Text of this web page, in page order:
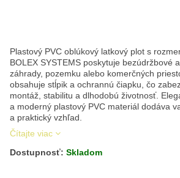
Plastový PVC oblúkový latkový plot s
BOLEX SYSTEMS poskytuje bezúdržbové
záhrady, pozemku alebo komerčných
obsahuje stĺpik a ochrannú čiapku, čo
montáž, stabilitu a dlhodobú životnosť.
a moderný plastový PVC materiál dodáva
a praktický vzhľad.
Čítajte viac
Dostupnosť: Skladom